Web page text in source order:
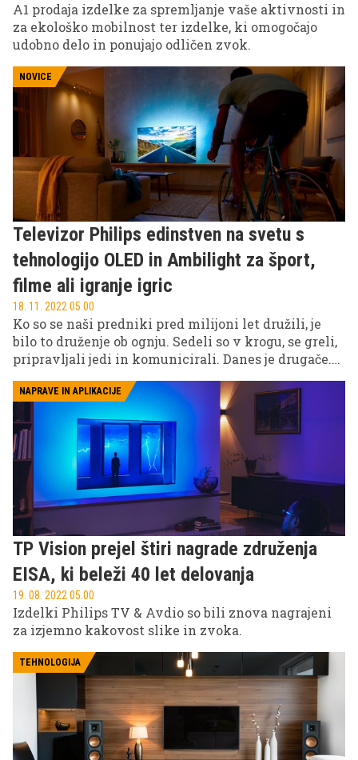
A1 prodaja izdelke za spremljanje vaše aktivnosti in
za ekološko mobilnost ter izdelke, ki omogočajo
udobno delo in ponujajo odličen zvok.
NOVICE
Televizor Philips edinstven na svetu s
tehnologijo OLED in Ambilight za šport,
filme ali igranje igric
18. 11. 2022 05.00
Ko so se naši predniki pred milijoni let družili, je
bilo to druženje ob ognju. Sedeli so v krogu, se greli,
pripravljali jedi in komunicirali. Danes je drugače.
Če ne sedimo za mizo v krogu, sedimo v polkrogu
pred televizorjem. In ker smo si ljudje različni ter so
zato različni tudi naši interesi je povsem normalno,
da želi nekdo gledati šport, drugi zanimiv film,
tretji poljudnoznanstveno oddajo, mlajši želijo igrati
računalniške igrice ali pa se želimo ob televizorju
sprostiti in poslušati dobro glasbo.
NAPRAVE IN APLIKACIJE
TP Vision prejel štiri nagrade združenja
EISA, ki beleži 40 let delovanja
19. 08. 2022 05.00
Izdelki Philips TV & Avdio so bili znova nagrajeni
za izjemno kakovost slike in zvoka.
TEHNOLOGIJA